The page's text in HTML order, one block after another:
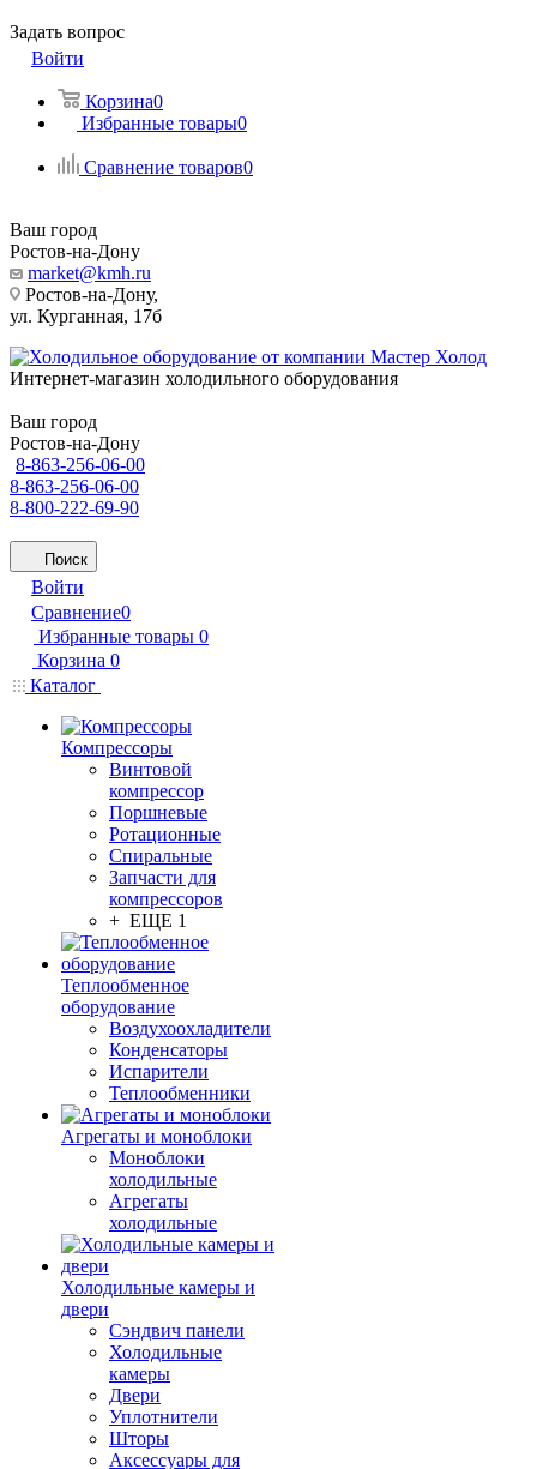
Задать вопрос
Войти
Корзина0
Избранные товары0
Сравнение товаров0
Ваш город
Ростов-на-Дону
market@kmh.ru
Ростов-на-Дону,
ул. Курганная, 17б
Интернет-магазин холодильного оборудования
Ваш город
Ростов-на-Дону
8-863-256-06-00
8-863-256-06-00
8-800-222-69-90
Поиск
Войти
Сравнение0
Избранные товары 0
Корзина 0
Каталог
Компрессоры
Винтовой
компрессор
Поршневые
Ротационные
Спиральные
Запчасти для
компрессоров
+ ЕЩЕ 1
Теплообменное
оборудование
Воздухоохладители
Конденсаторы
Испарители
Теплообменники
Агрегаты и моноблоки
Моноблоки
холодильные
Агрегаты
холодильные
Холодильные камеры и
двери
Сэндвич панели
Холодильные
камеры
Двери
Уплотнители
Шторы
Аксессуары для